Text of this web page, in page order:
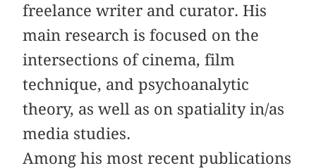
freelance writer and curator. His
main research is focused on the
intersections of cinema, film
technique, and psychoanalytic
theory, as well as on spatiality in/as
media studies.
Among his most recent publications